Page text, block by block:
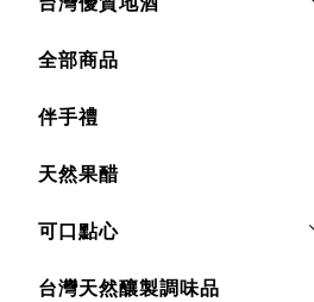
全部商品
伴手禮
天然果醋
可口點心
台灣天然釀製調味品